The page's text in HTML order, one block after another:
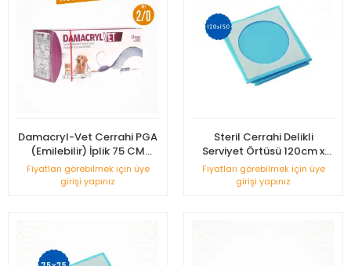
Damacryl-Vet Cerrahi PGA
(Emilebilir) İplik 75 CM
Keskin İğneli 12'li Paket No:
2/0
Fiyatları görebilmek için üye
girişi yapınız
Steril Cerrahi Delikli
Serviyet Örtüsü 120cm x
150cm
Fiyatları görebilmek için üye
girişi yapınız